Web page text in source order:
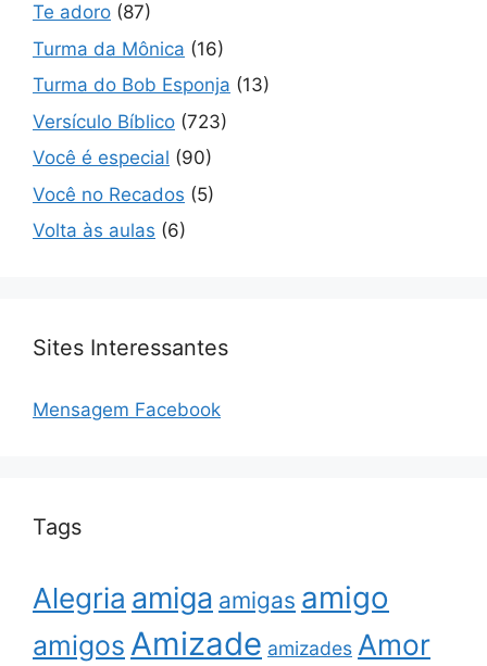
Te adoro (87)
Turma da Mônica (16)
Turma do Bob Esponja (13)
Versículo Bíblico (723)
Você é especial (90)
Você no Recados (5)
Volta às aulas (6)
Sites Interessantes
Mensagem Facebook
Tags
Alegria amiga amigas amigo
amigos Amizade amizades Amor